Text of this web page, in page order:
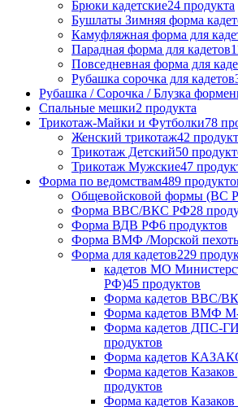
Брюки кадетские24 продукта
Бушлаты Зимняя форма
Камуфляжная форма для
Парадная форма для кадетов
Повседневная форма для
Рубашка сорочка для кадетов
Рубашка / Сорочка / Блузка
Спальные мешки2 продукта
Трикотаж-Майки и Футболки78
Женский трикотаж42
Трикотаж Детский50
Трикотаж Мужские47
Форма по ведомствам489
Общевойсковой формы (ВС
Форма ВВС/ВКС РФ28
Форма ВДВ РФ6 продуктов
Форма ВМФ /Морской
Форма для кадетов229
кадетов МО
РФ)45 продуктов
Форма кадетов ВВС/
Форма кадетов ВМФ
Форма кадетов ДПС-
продуктов
Форма кадетов
Форма кадетов
продуктов
Форма кадетов